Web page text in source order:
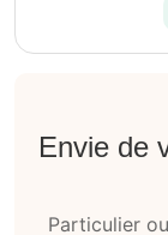
Envie de
Particulier